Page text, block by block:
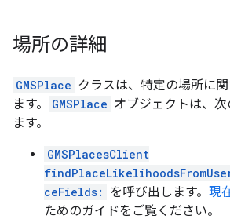
場所の詳細
GMSPlace クラスは、特定の場所に
ます。
GMSPlace オブジェクトは、
ます。
GMSPlacesClient
ceFields:
を呼び出します。 現
ためのガイドをご覧ください。